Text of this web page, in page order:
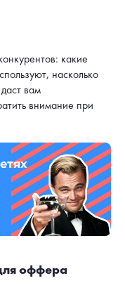
какие
насколько
вам
внимание при
оффера